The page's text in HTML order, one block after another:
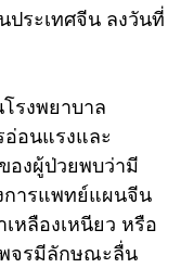
ระเทศจีน ลงวันที่
รงพยาบาล
อนแรงและ
งผู้ป่วยพบว่ามี
การแพทย์แผนจีน
หลืองเหนียว หรือ
จรมีลักษณะลื่น